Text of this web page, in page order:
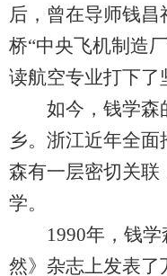
后，曾在导师钱
桥“中央飞机制造
读航空专业打下了
如今，钱学森
乡。浙江近年全
森有一层密切关联
学。
1990年，钱学
然》杂志上发表了